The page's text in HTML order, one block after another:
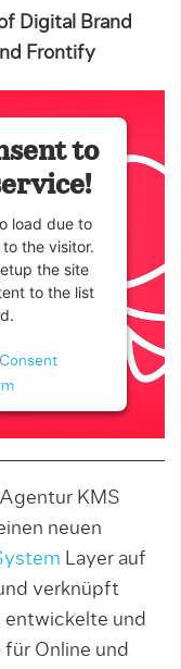
Digital Brand
Frontify
to
load due to
the visitor.
the site
to the list
KMS
neuen
Layer auf
verknüpft
entwickelte und
Online und